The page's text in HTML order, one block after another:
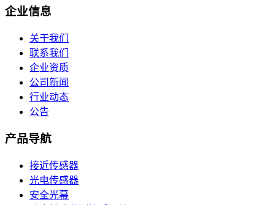
企业信息
关于我们
联系我们
企业资质
公司新闻
行业动态
公告
产品导航
接近传感器
光电传感器
安全光幕